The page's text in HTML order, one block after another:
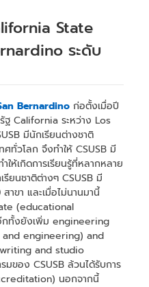
State
ระดับ
Bernardino ก่อตั้งเมื่อปี
California ระหว่าง Los
มีนักเรียนต่างชาติ
ทั่วโลก จึงทำให้ CSUSB มี
ห้เกิดการเรียนรู้ที่หลากหลาย
ยนชาติต่างๆ CSUSB มี
าขา และเมื่อไม่นานมานี้
(educational
กทั้งยังเพิ่ม engineering
engineering) and
and studio
ของ CSUSB ล้วนได้รับการ
นอกจากนี้